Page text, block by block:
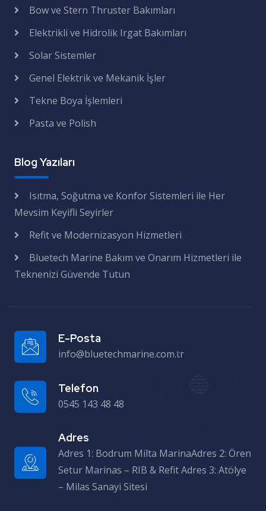
Bow ve Stern Thruster Bakımları
Elektrikli ve Hidrolik Irgat Bakımları
Solar Sistemler
Genel Elektrik ve Mekanik İşler
Tekne Boya İşlemleri
Pasta ve Polish
Blog Yazıları
Isıtma, Soğutma ve Konfor Sistemleri ile Her
Mevsim Keyifli Seyirler
Refit ve Modernizasyon Hizmetleri
Bluetech Marine Bakım ve Onarım Hizmetleri ile
Teknenizi Güvende Tutun
E-Posta
info@bluetechmarine.com.tr
Telefon
0545 143 48 48
Adres
Adres 1: Bodrum Milta MarinaAdres 2: Ören Setur Marinas – RIB & Refit Adres 3: Atölye – Milas Sanayi Sitesi